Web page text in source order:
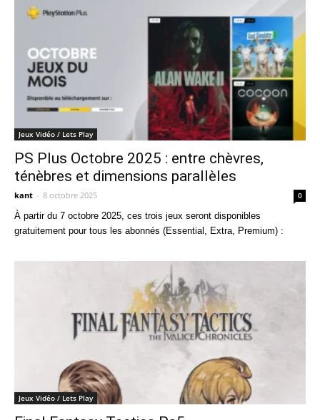
Jeux Vidéo / Lets Play
PS Plus Octobre 2025 : entre chèvres,
ténèbres et dimensions parallèles
kant - 8 octobre 2025 0
À partir du 7 octobre 2025, ces trois jeux seront disponibles
gratuitement pour tous les abonnés (Essential, Extra, Premium) :
Jeux Vidéo / Lets Play